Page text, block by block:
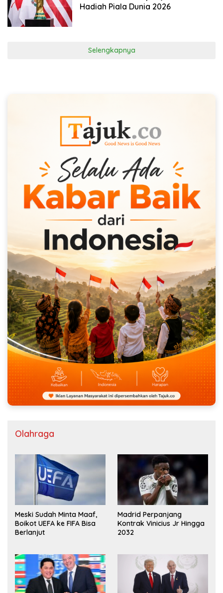
Hadiah Piala Dunia 2026
Selengkapnya
Olahraga
Meski Sudah Minta Maaf,
Boikot UEFA ke FIFA Bisa
Berlanjut
Madrid Perpanjang
Kontrak Vinicius Jr Hingga
2032